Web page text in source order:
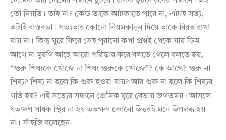
তো নিয়তি। তাই না? কেউ তাকে আটকাতে পারে না, এটাই সত্য,
এটাই বাস্তবতা। সভ্যতার কোনো নিয়মকানুন দিয়ে তাকে বিরত রাখা
যায় না। কিন্তু ঘুরে ফিরে সেই পুরানো কথা প্রশ্নই থেকে যায় ডিম
আগে না মুরগি আছে আরো পরিস্কার করে বলতে গেলে বলতে হয়,
“গুরু শিষ্যকে খোঁজে না শিষ্য গুরুকে খোঁজে”? কে আগে? গুরু না
শিষ্য? শিষ্য না হলে কি গুরু হওয়া যায়? আর গুরু না হলে কি শিষ্যর
গতি হয়? এই সত্যের সন্ধানে প্রেমিক ঘুরে বেড়ায় জগতময়। আসলে
যতক্ষণ সাধক স্থির না হয় ততক্ষণ কোনো উত্তরই মনে উপলব্ধ হয়
না। সাঁইজি বলেছেন-